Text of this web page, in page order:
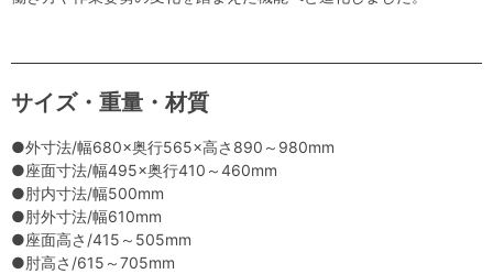
サイズ・重量・材質
●外寸法/幅680×奥行565×高さ890～980mm
●座面寸法/幅495×奥行410～460mm
●肘内寸法/幅500mm
●肘外寸法/幅610mm
●座面高さ/415～505mm
●肘高さ/615～705mm